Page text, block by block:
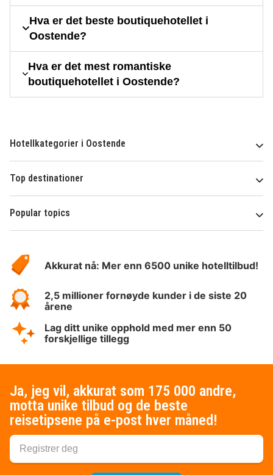
Hva er det beste boutiquehotellet i
Oostende?
Hva er det mest romantiske
boutiquehotellet i Oostende?
Hotellkategorier i Oostende
Top destinationer
Popular topics
Hotelspecials
Akkurat nå: Mer enn 6500 unike hotelltilbud!
2,5 millioner fornøyde kunder i de siste 20
årene
Lag ditt unike opphold med mer enn 50
forskjellige tillegg
Ja, jeg vil, akkurat som 175 000 andre,
motta unike tilbud og de beste
reisetipsene på e-post hver måned!